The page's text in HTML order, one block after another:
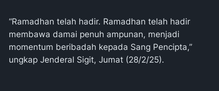
“Ramadhan telah hadir. Ramadhan telah hadir
membawa damai penuh ampunan, menjadi
momentum beribadah kepada Sang Pencipta,”
ungkap Jenderal Sigit, Jumat (28/2/25).